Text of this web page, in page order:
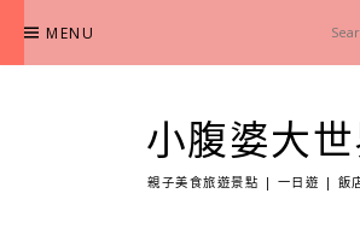
content
MENU
小腹婆大
親子美食旅遊景點 | 一日遊 | 飯